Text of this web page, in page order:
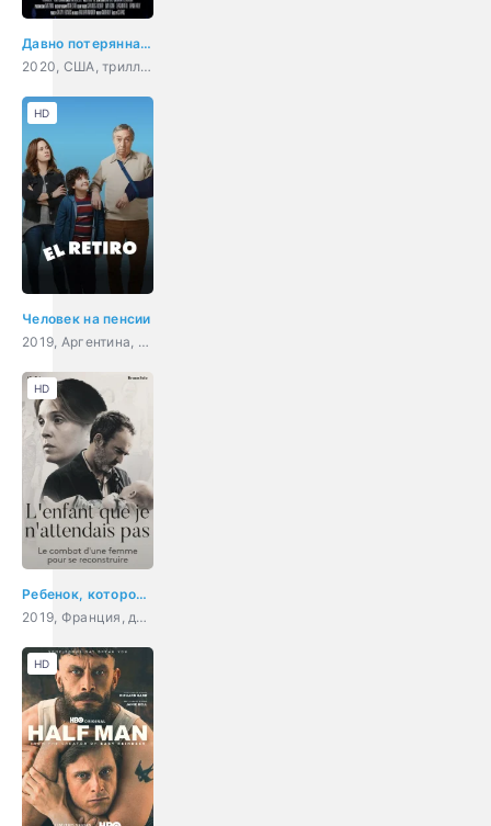
Давно потерянная сестра
2020, США, триллер
Человек на пенсии
2019, Аргентина, драма, комедия
HD
Ребенок, которого я не ждала
2019, Франция, драма, семейный
HD
HD